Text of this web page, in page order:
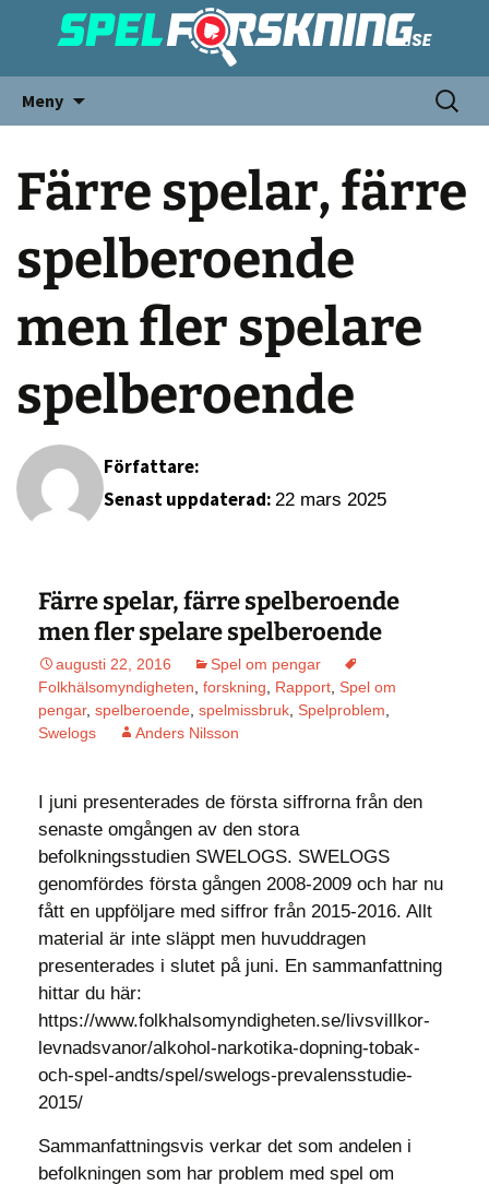
Meny
Färre spelar, färre
spelberoende
men fler spelare
spelberoende
Författare:
Senast uppdaterad: 22 mars 2025
Färre spelar, färre spelberoende
men fler spelare spelberoende
augusti 22, 2016
Spel om pengar
Folkhälsomyndigheten forskning Rapport Spel om
pengar, spelberoende spelmissbruk Spelproblem
Swelogs
Anders Nilsson
I juni presenterades de första siffrorna från den
senaste omgången av den stora
befolkningsstudien SWELOGS. SWELOGS
genomfördes första gången 2008-2009 och har nu
fått en uppföljare med siffror från 2015-2016. Allt
material är inte släppt men huvuddragen
presenterades i slutet på juni. En sammanfattning
hittar du här:
https://www.folkhalsomyndigheten.se/livsvillkor-
levnadsvanor/alkohol-narkotika-dopning-tobak-
och-spel-andts/spel/swelogs-prevalensstudie-
2015/
Sammanfattningsvis verkar det som andelen i
befolkningen som har problem med spel om